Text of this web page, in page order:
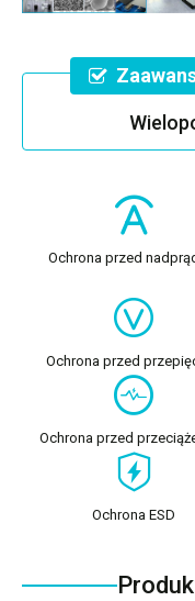
Ochrona przed
Ochrona przed
Ochrona przed
Ochrona ESD